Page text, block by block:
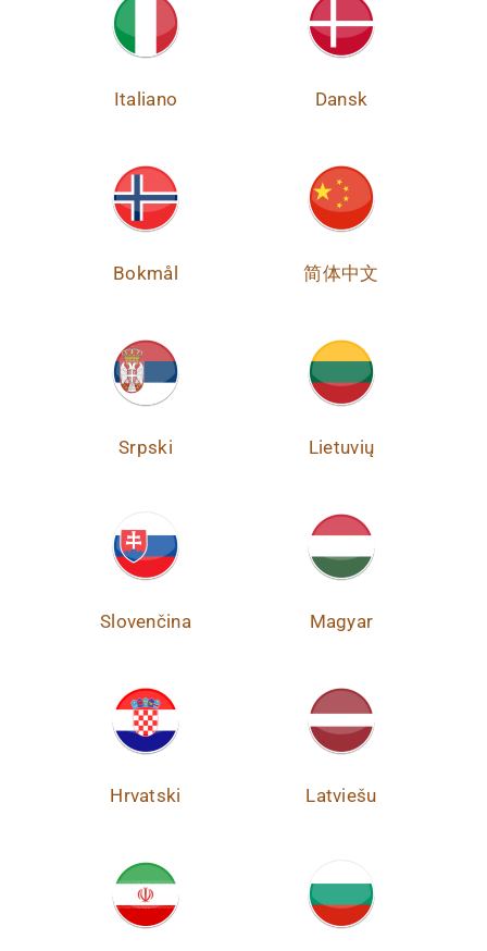
Italiano Dansk
Bokmål 简体中文
Srpski Lietuvių
Slovenčina Magyar
Hrvatski Latviešu